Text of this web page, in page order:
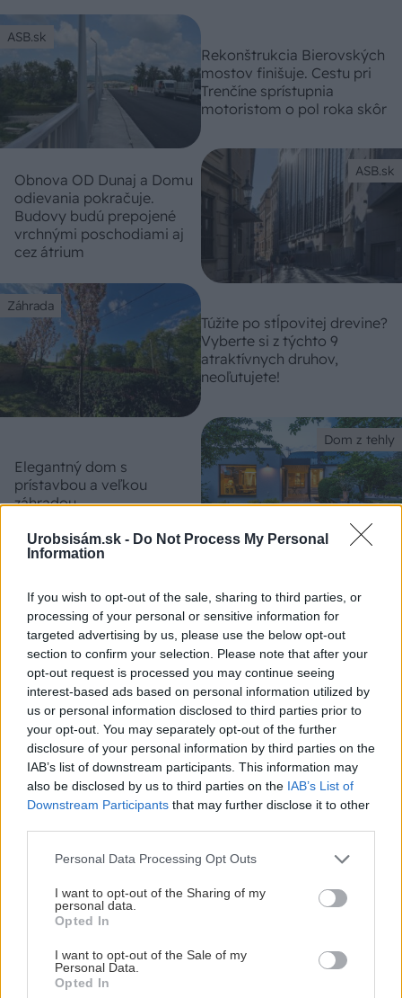
Urobsisám.sk - Do Not Process My Personal
Information
If you wish to opt-out of the sale, sharing to third parties, or
processing of your personal or sensitive information for
targeted advertising by us, please use the below opt-out
section to confirm your selection. Please note that after your
opt-out request is processed you may continue seeing
interest-based ads based on personal information utilized by
us or personal information disclosed to third parties prior to
your opt-out. You may separately opt-out of the further
disclosure of your personal information by third parties on the
IAB’s list of downstream participants. This information may
also be disclosed by us to third parties on the IAB’s List of
Downstream Participants that may further disclose it to other
Please note that this website/app uses one or more Google
not limited to your visit or usage behaviour. You may click to
grant or deny consent to Google and its third-party tags to
use your data for below specified purposes in below Google
consent section.
Personal Data Processing Opt Outs
I want to opt-out of the Sharing of my
personal data.
Opted In
I want to opt-out of the Sale of my
Personal Data.
Opted In
ASB.sk
Rekonštrukcia Bierovských
mostov finišuje. Cestu pri
Trenčíne sprístupnia
motoristom o pol roka skôr
ASB.sk
Obnova OD Dunaj a Domu
odievania pokračuje.
Budovy budú prepojené
vrchnými poschodiami aj
cez átrium
Záhrada
Túžite po stĺpovitej drevine?
Vyberte si z týchto 9
atraktívnych druhov,
neoľutujete!
Dom z tehly
Elegantný dom s
prístavbou a veľkou
záhradou
KOMENTÁRE Pridaťkomentár
Anicka
16. februára 2012 o 13:33
Načo dávať do rumového rozvaru vodu+ cukor +
farbivo, stačí dať nejaký červený sirup, a variť sa to
vôbec nemusí, ja iba zmiešam sirup s rumom a
dolejem vody podľa chuti. Aj aj do polevy možno dať
miesto farbiva sirup,používam ten istý červený, len
ho dám máličko, aby to bolo ružové.
Odpovedať
xxx
9. februára 2014 o 15:17
Odpovedať
25. októbra 2014 o 19:01
Dobre
AZKQN
4. mája 2015 o 20:13
milujem ho a casto ho robim 🙂